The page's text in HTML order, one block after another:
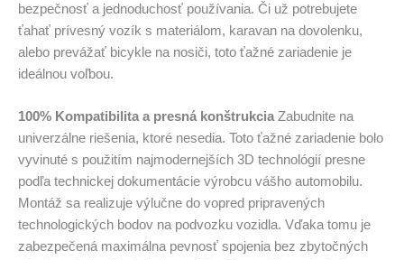
bezpečnosť a jednoduchosť používania. Či už potrebujete
ťahať prívesný vozík s materiálom, karavan na dovolenku,
alebo prevážať bicykle na nosiči, toto ťažné zariadenie je
ideálnou voľbou.
100% Kompatibilita a presná konštrukcia Zabudnite na
univerzálne riešenia, ktoré nesedia. Toto ťažné zariadenie bolo
vyvinuté s použitím najmodernejších 3D technológií presne
podľa technickej dokumentácie výrobcu vášho automobilu.
Montáž sa realizuje výlučne do vopred pripravených
technologických bodov na podvozku vozidla. Vďaka tomu je
zabezpečená maximálna pevnosť spojenia bez zbytočných